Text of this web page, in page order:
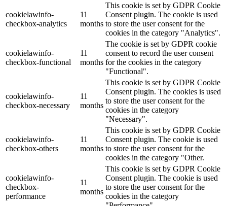
cookielawinfo-
checkbox-analytics
11
months
This cookie is set by GDPR Cookie
Consent plugin. The cookie is used
to store the user consent for the
cookies in the category "Analytics".
cookielawinfo-
checkbox-functional
11
months
The cookie is set by GDPR cookie
consent to record the user consent
for the cookies in the category
"Functional".
cookielawinfo-
checkbox-necessary
11
months
This cookie is set by GDPR Cookie
Consent plugin. The cookies is used
to store the user consent for the
cookies in the category
"Necessary".
cookielawinfo-
checkbox-others
11
months
This cookie is set by GDPR Cookie
Consent plugin. The cookie is used
to store the user consent for the
cookies in the category "Other.
cookielawinfo-
checkbox-
performance
11
months
This cookie is set by GDPR Cookie
Consent plugin. The cookie is used
to store the user consent for the
cookies in the category